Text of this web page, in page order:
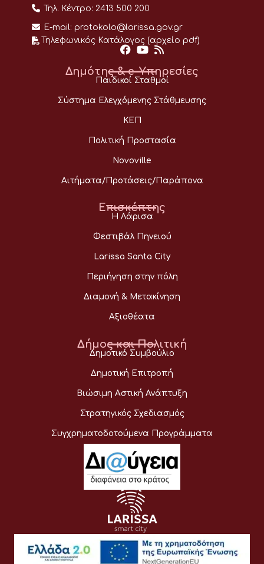
Τηλ. Κέντρο: 2413 500 200
E-mail: protokolo@larissa.gov.gr
Τηλεφωνικός Κατάλογος (αρχείο pdf)
Δημότης & e-Υπηρεσίες
Παιδικοί Σταθμοί
Σύστημα Ελεγχόμενης Στάθμευσης
ΚΕΠ
Πολιτική Προστασία
Novoville
Αιτήματα/Προτάσεις/Παράπονα
Επισκέπτης
Η Λάρισα
Φεστιβάλ Πηνειού
Larissa Santa City
Περιήγηση στην πόλη
Διαμονή & Μετακίνηση
Αξιοθέατα
Δήμος και Πολιτική
Δημοτικό Συμβούλιο
Δημοτική Επιτροπή
Βιώσιμη Αστική Ανάπτυξη
Στρατηγικός Σχεδιασμός
Συγχρηματοδοτούμενα Προγράμματα